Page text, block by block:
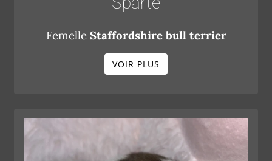
Femelle Staffordshire bull terrier
VOIR PLUS